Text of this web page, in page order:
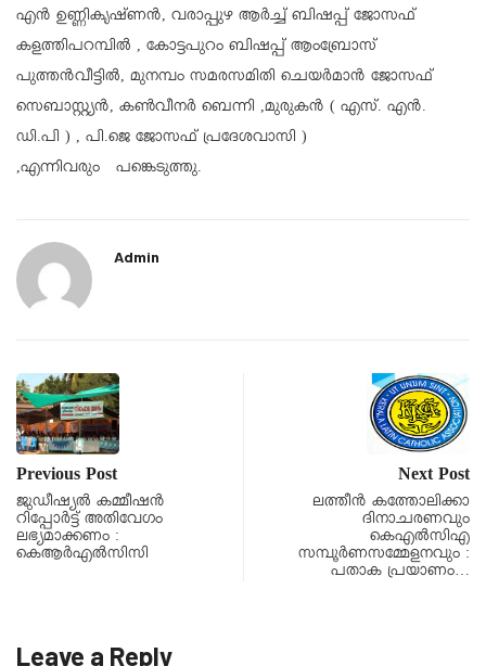
എൻ ഉണ്ണികൃഷ്ണൻ, വരാപ്പുഴ ആർച്ച് ബിഷപ്പ് ജോസഫ്
കളത്തിപറമ്പിൽ , കോട്ടപുറം ബിഷപ്പ് ആംബ്രോസ്
പുത്തൻവീട്ടിൽ, മുനമ്പം സമരസമിതി ചെയർമാൻ ജോസഫ്
സെബാസ്റ്റ്യൻ, കൺവീനർ ബെന്നി ,മുരുകൻ ( എസ്. എൻ.
ഡി.പി ) , പി.ജെ ജോസഫ് പ്രദേശവാസി )
,എന്നിവരും പങ്കെടുത്തു.
Admin
Previous Post
ജുഡീഷ്യൽ കമ്മീഷൻ
റിപ്പോർട്ട് അതിവേഗം
ലഭ്യമാക്കണം :
കെആർഎൽസിസി
Next Post
ലത്തീൻ കത്തോലിക്കാ
ദിനാചരണവും
കെഎൽസിഎ
സമ്പൂർണസമ്മേളനവും :
പതാക പ്രയാണം…
Leave a Reply